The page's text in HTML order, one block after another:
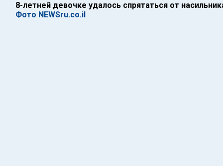
8-летней девочке удалось спрятаться от
Фото NEWSru.co.il